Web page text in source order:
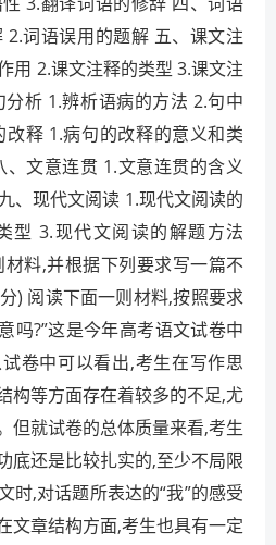
词语误用的题解 五、课文注
用 2.课文注释的类型 3.课文注
析 1.辨析语病的方法 2.句中
释 1.病句的改释的意义和类
文意连贯 1.文意连贯的含义
、现代文阅读 1.现代文阅读的
型 3.现代文阅读的解题方法
料,并根据下列要求写一篇不
) 阅读下面一则材料,按照要求
吗?”这是今年高考语文试卷中
卷中可以看出,考生在写作思
构等方面存在着较多的不足,尤
但就试卷的总体质量来看,考生
底还是比较扎实的,至少不局限
时,对话题所表达的“我”的感受
文章结构方面,考生也具有一定